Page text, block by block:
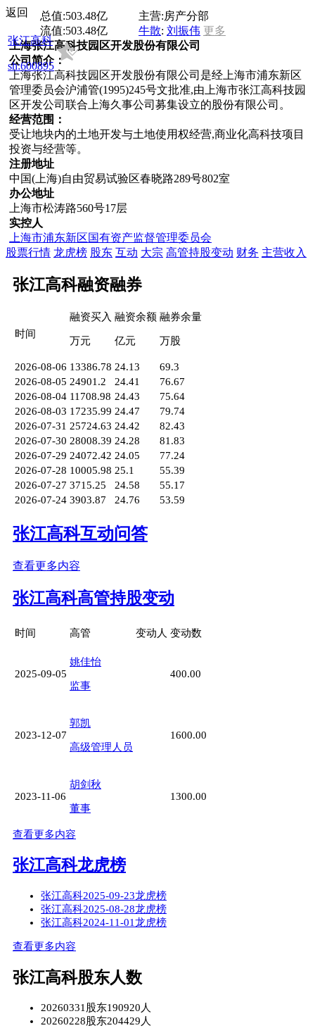
返回
张江高科
sh:600895
总值:503.48亿 主营:房产分部
流值:503.48亿 牛散: 刘振伟 更多
上海张江高科技园区开发股份有限公司
公司简介：
上海张江高科技园区开发股份有限公司是经上海市浦东新区
管理委员会沪浦管(1995)245号文批准,由上海市张江高科技园
区开发公司联合上海久事公司募集设立的股份有限公司。
经营范围：
受让地块内的土地开发与土地使用权经营,商业化高科技项目
投资与经营等。
注册地址
中国(上海)自由贸易试验区春晓路289号802室
办公地址
上海市松涛路560号17层
实控人
上海市浦东新区国有资产监督管理委员会
股票行情 龙虎榜 股东 互动 大宗 高管持股变动 财务 主营收入
张江高科融资融券
时间
融资买入
万元
融资余额
亿元
融券余量
万股
2026-08-06 13386.78 24.13
69.3
2026-08-05 24901.2 24.41
76.67
2026-08-04 11708.98 24.43
75.64
2026-08-03 17235.99 24.47
79.74
2026-07-31 25724.63 24.42
82.43
2026-07-30 28008.39 24.28
81.83
2026-07-29 24072.42 24.05
77.24
2026-07-28 10005.98 25.1
55.39
2026-07-27 3715.25 24.58
55.17
2026-07-24 3903.87 24.76 53.59
张江高科互动问答
查看更多内容
张江高科高管持股变动
时间 高管 变动人 变动数
2025-09-05
姚佳怡
监事
400.00
2023-12-07
郭凯
高级管理人员
1600.00
2023-11-06
胡剑秋
董事
1300.00
查看更多内容
张江高科龙虎榜
张江高科2025-09-23龙虎榜
张江高科2025-08-28龙虎榜
张江高科2024-11-01龙虎榜
查看更多内容
张江高科股东人数
20260331股东190920人
20260228股东204429人